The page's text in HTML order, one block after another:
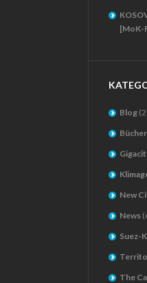
[MoK-
Blog
Bücher
New
News
Suez-
The